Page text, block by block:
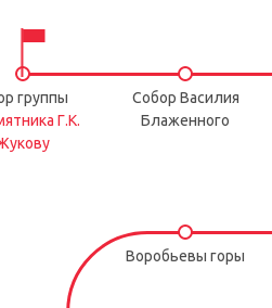
группы
Г.К.
Собор Василия
Блаженного
Воробьевы горы